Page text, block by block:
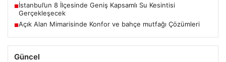
■İstanbul’un 8 İlçesinde Geniş Kapsamlı Su Kesintisi
Gerçekleşecek
■Açık Alan Mimarisinde Konfor ve bahçe mutfağı Çözümleri
Güncel